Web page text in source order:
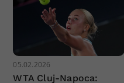
05.02.2026
WTA Cluj-Napoca: